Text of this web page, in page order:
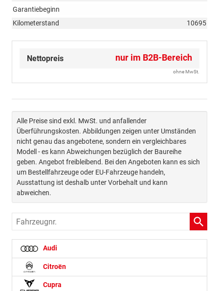
Garantiebeginn
Kilometerstand
10695
Nettopreis nur im B2B-Bereich
ohne MwSt.
Alle Preise sind exkl. MwSt. und anfallender
Überführungskosten. Abbildungen zeigen unter Umständen
nicht genau das angebotene, sondern ein vergleichbares
Modell - es kann Abweichungen bezüglich der Baureihe
geben. Angebot freibleibend. Bei den Angeboten kann es sich
um Bestellfahrzeuge oder EU-Fahrzeuge handeln,
Ausstattung ist deshalb unter Vorbehalt und kann
abweichen.
Fahrzeugnr.
Audi
Citroën
Cupra